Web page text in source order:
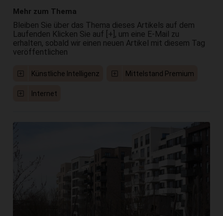
Mehr zum Thema
Bleiben Sie über das Thema dieses Artikels auf dem
Laufenden Klicken Sie auf [+], um eine E-Mail zu
erhalten, sobald wir einen neuen Artikel mit diesem Tag
veröffentlichen
Künstliche Intelligenz Mittelstand Premium
Internet